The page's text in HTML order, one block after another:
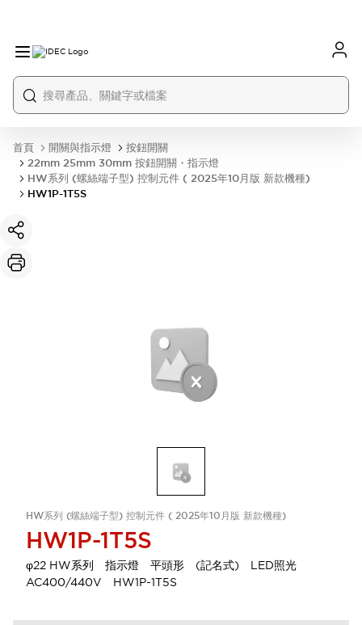
首頁 開關與指示燈
按鈕開關
22mm 25mm 30mm 按鈕開關・指示燈
HW系列 (螺絲端子型) 控制元件 ( 2025年10月版 新款機種)
HW1P-1T5S
HW系列 (螺絲端子型) 控制元件 ( 2025年10月版 新款機種)
HW1P-1T5S
φ22 HW系列 指示燈 平頭形 (記名式) LED照光
AC400/440V HW1P-1T5S